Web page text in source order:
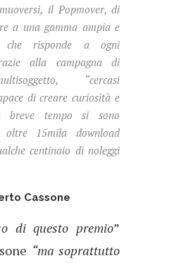
il Popmover, di
a una gamma ampia e
che risponde a ogni
alla campagna di
“cercasi
di creare curiosità e
breve tempo si sono
15mila download
centinaio di noleggi
Cassone
di questo premio”
“ma soprattutto